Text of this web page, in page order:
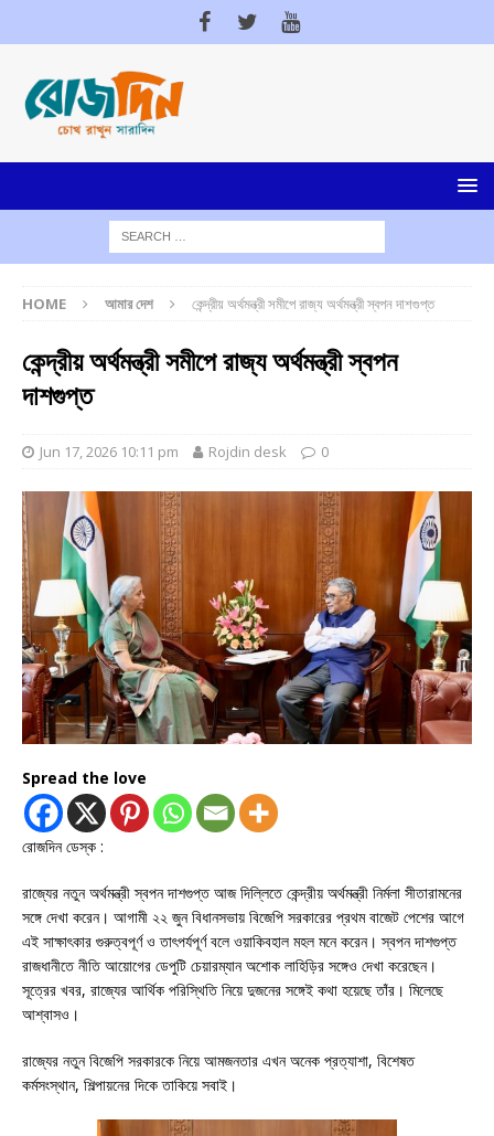
HOME আমার দেশ কেন্দ্রীয় অর্থমন্ত্রী সমীপে রাজ্য অর্থমন্ত্রী স্বপন দাশগুপ্ত
কেন্দ্রীয় অর্থমন্ত্রী সমীপে রাজ্য অর্থমন্ত্রী স্বপন
দাশগুপ্ত
Jun 17, 2026 10:11 pm Rojdin desk 0
Spread the love
রোজদিন ডেস্ক :
রাজ্যের নতুন অর্থমন্ত্রী স্বপন দাশগুপ্ত আজ দিল্লিতে কেন্দ্রীয় অর্থমন্ত্রী নির্মলা সীতারামনের
সঙ্গে দেখা করেন। আগামী ২২ জুন বিধানসভায় বিজেপি সরকারের প্রথম বাজেট পেশের আগে
এই সাক্ষাৎকার গুরুত্বপূর্ণ ও তাৎপর্যপূর্ণ বলে ওয়াকিবহাল মহল মনে করেন। স্বপন দাশগুপ্ত
রাজধানীতে নীতি আয়োগের ডেপুটি চেয়ারম্যান অশোক লাহিড়ির সঙ্গেও দেখা করেছেন।
সূত্রের খবর, রাজ্যের আর্থিক পরিস্থিতি নিয়ে দুজনের সঙ্গেই কথা হয়েছে তাঁর। মিলেছে
আশ্বাসও।
রাজ্যের নতুন বিজেপি সরকারকে নিয়ে আমজনতার এখন অনেক প্রত্যাশা, বিশেষত
কর্মসংস্থান, শিল্পায়নের দিকে তাকিয়ে সবাই।